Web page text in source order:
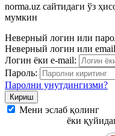
norma.uz сайтидаги ўз
мумкин
Неверный логин или
Неверный логин или email
Логин ёки e-mail:
Пароль:
Паролни унутдингизми?
Мени эслаб қолинг
ёки